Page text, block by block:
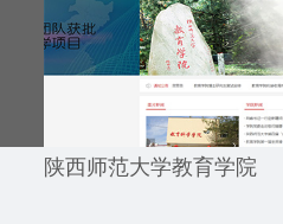
陕西师范大学教育学院